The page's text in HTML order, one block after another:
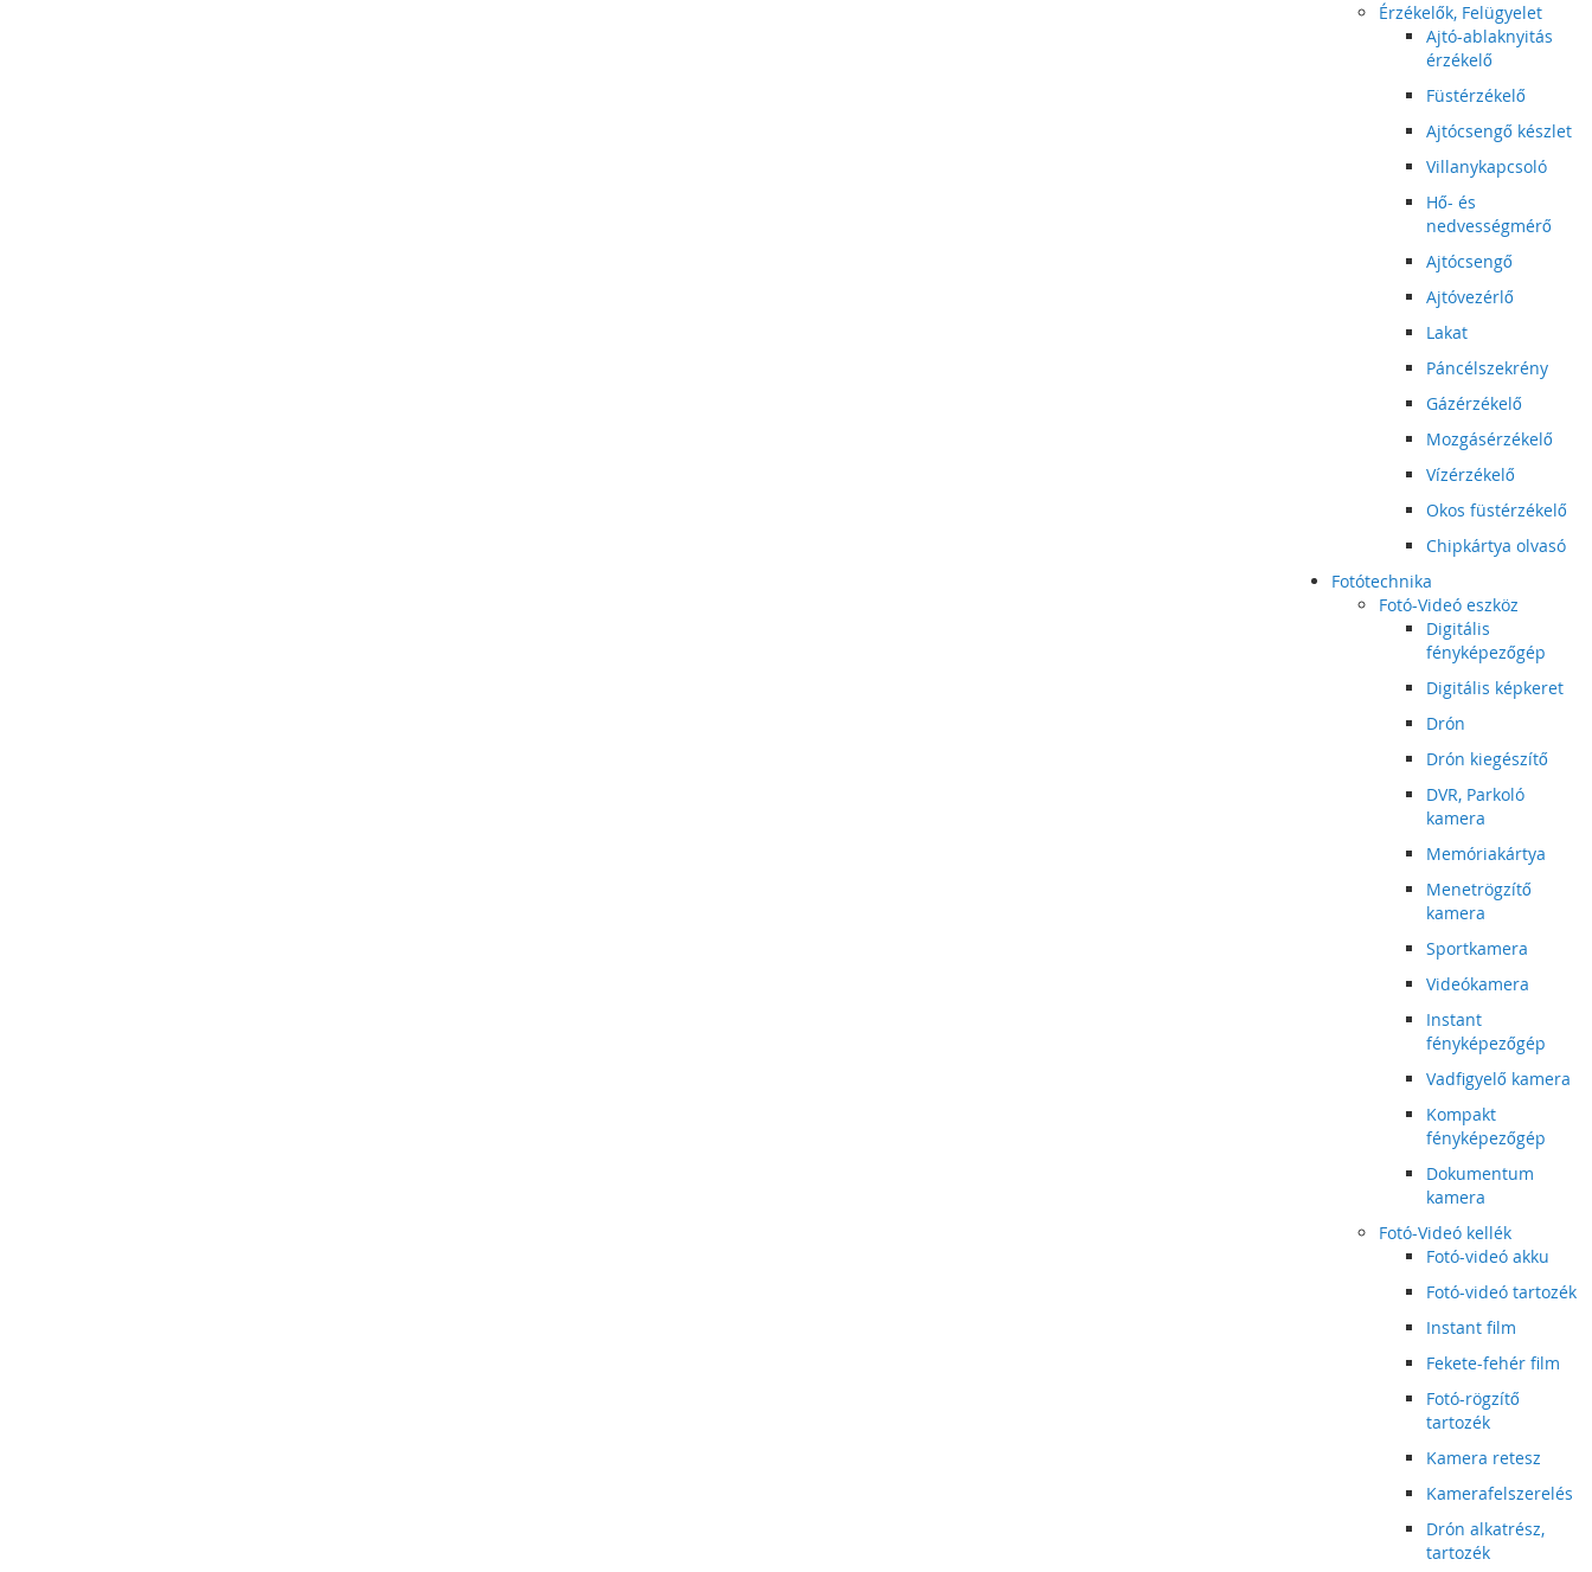
Érzékelők, Felügyelet
Ajtó-ablaknyitás
érzékelő
Füstérzékelő
Ajtócsengő készlet
Villanykapcsoló
Hő- és
nedvességmérő
Ajtócsengő
Ajtóvezérlő
Lakat
Páncélszekrény
Gázérzékelő
Mozgásérzékelő
Vízérzékelő
Okos füstérzékelő
Chipkártya olvasó
Fotótechnika
Fotó-Videó eszköz
Digitális
fényképezőgép
Digitális képkeret
Drón
Drón kiegészítő
DVR, Parkoló
kamera
Memóriakártya
Menetrögzítő
kamera
Sportkamera
Videókamera
Instant
fényképezőgép
Vadfigyelő kamera
Kompakt
fényképezőgép
Dokumentum
kamera
Fotó-Videó kellék
Fotó-videó akku
Fotó-videó tartozék
Instant film
Fekete-fehér film
Fotó-rögzítő
tartozék
Kamera retesz
Kamerafelszerelés
Drón alkatrész,
tartozék